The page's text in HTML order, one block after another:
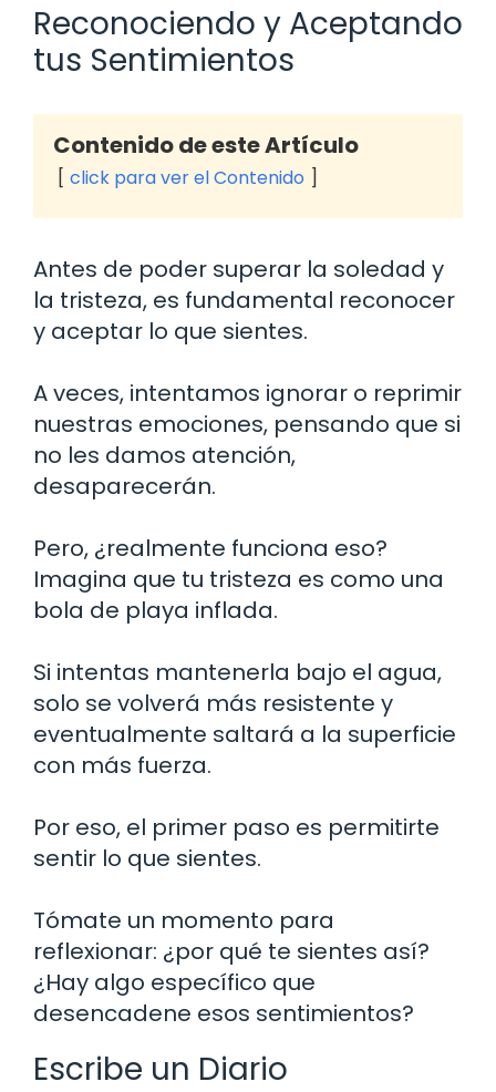
Reconociendo y Aceptando
tus Sentimientos
Contenido de este Artículo
click para ver el Contenido
Antes de poder superar la soledad y
la tristeza, es fundamental reconocer
y aceptar lo que sientes.
A veces, intentamos ignorar o reprimir
nuestras emociones, pensando que si
no les damos atención,
desaparecerán.
Pero, ¿realmente funciona eso?
Imagina que tu tristeza es como una
bola de playa inflada.
Si intentas mantenerla bajo el agua,
solo se volverá más resistente y
eventualmente saltará a la superficie
con más fuerza.
Por eso, el primer paso es permitirte
sentir lo que sientes.
Tómate un momento para
reflexionar: ¿por qué te sientes así?
¿Hay algo específico que
desencadene esos sentimientos?
Escribe un Diario